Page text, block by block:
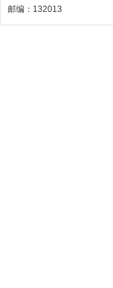
邮编：132013